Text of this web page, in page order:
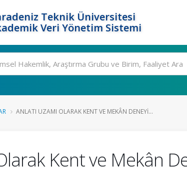
Teknik Üniversitesi
Veri Yönetim Sistemi
ANLATI UZAMI OLARAK KENT VE MEKÂN DENEYI...
Kent ve Mekân